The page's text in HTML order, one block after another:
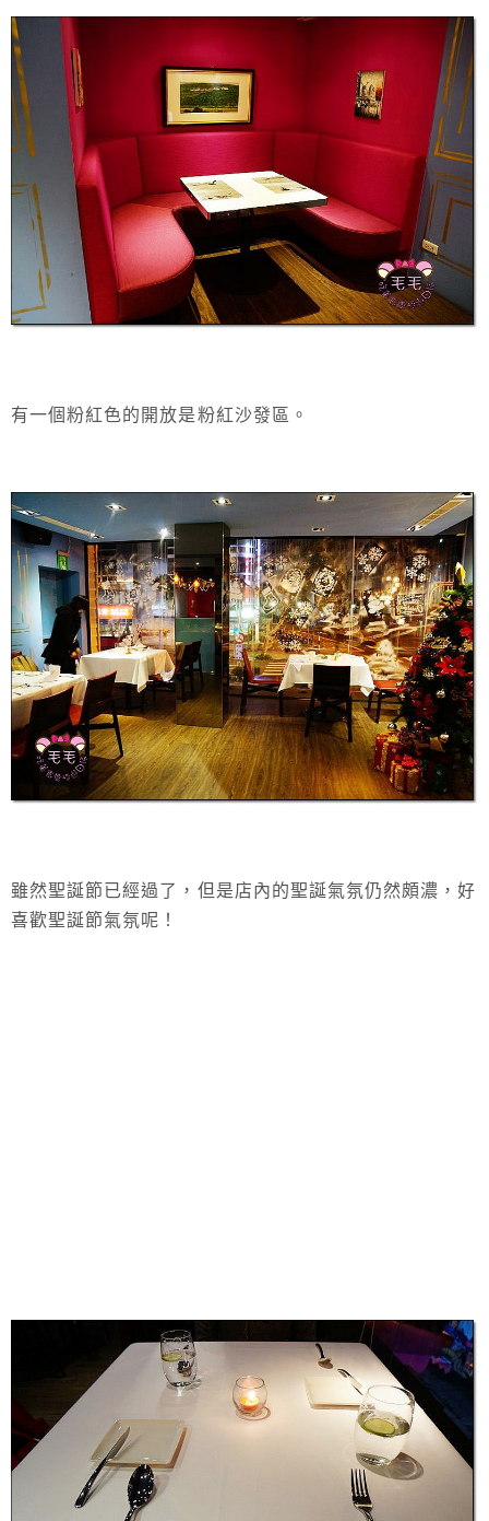
有一個粉紅色的開放是粉紅沙發區。
雖然聖誕節已經過了，但是店內的聖誕氣氛仍然頗濃，好
喜歡聖誕節氣氛呢！